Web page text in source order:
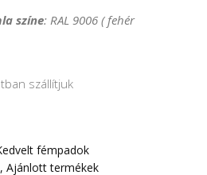
színe: RAL 9006 ( fehér
szállítjuk
fémpadok
, Ajánlott termékek